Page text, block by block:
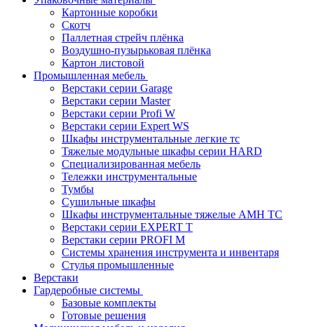
Картонные коробки
Скотч
Паллетная стрейч плёнка
Воздушно-пузырьковая плёнка
Картон листовой
Промышленная мебель
Верстаки серии Garage
Верстаки серии Master
Верстаки серии Profi W
Верстаки серии Expert WS
Шкафы инструментальные легкие тс
Тяжелые модульные шкафы серии HARD
Cпециализированная мебель
Тележки инструментальные
Тумбы
Cушильные шкафы
Шкафы инструментальные тяжелые AMH TC
Верстаки серии EXPERT T
Верстаки серии PROFI M
Системы хранения инструмента и инвентаря
Стулья промышленные
Верстаки
Гардеробные системы
Базовые комплекты
Готовые решения